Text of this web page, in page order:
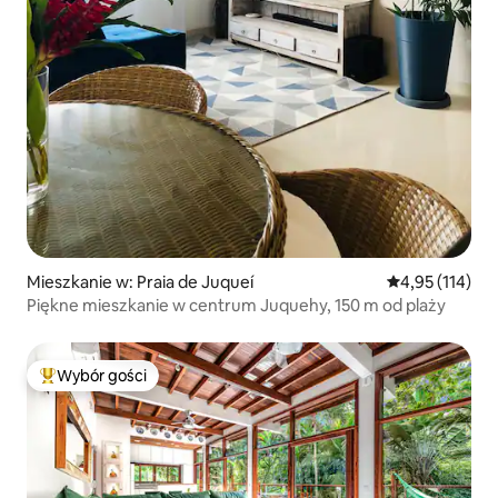
Mieszkanie w: Praia de Juqueí Średnia
4,95 (114)
Piękne mieszkanie w centrum Juquehy, 150 m od plaży
Najpopularniejsze z kategorii Wybór gości
Wybór gości